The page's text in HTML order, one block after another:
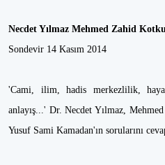
Necdet Yılmaz Mehmed Zahid
Sondevir 14 Kasım 2014
'Cami, ilim, hadis merkezlilik,
anlayış...' Dr. Necdet Yılmaz,
Yusuf Sami Kamadan'ın sorularını